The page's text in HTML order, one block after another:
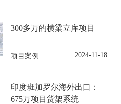
300多万的横梁立库项目
项目案例 2024-11-18
印度班加罗尔海外出口：
675万项目货架系统